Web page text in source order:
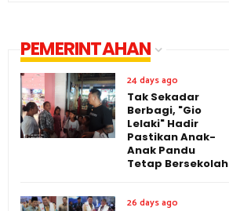
PEMERINTAHAN
24 days ago
Tak Sekadar
Berbagi, "Gio
Lelaki" Hadir
Pastikan Anak-
Anak Pandu
Tetap Bersekolah
26 days ago